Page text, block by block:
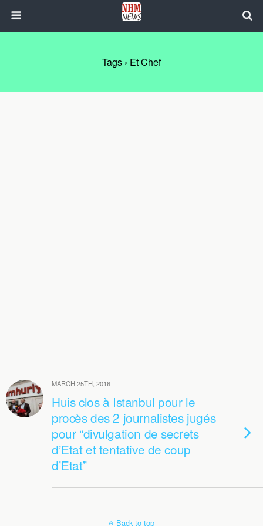
Tags › Et Chef
MARCH 25TH, 2016
Huis clos à Istanbul pour le
procès des 2 journalistes jugés
pour “divulgation de secrets
d’Etat et tentative de coup
d’Etat”
Back to top